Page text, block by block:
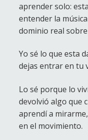
aprender solo:
entender la
dominio real
Yo sé lo que esta
dejas entrar en tu
Lo sé porque lo
devolvió algo que
aprendí a
en el movimiento.